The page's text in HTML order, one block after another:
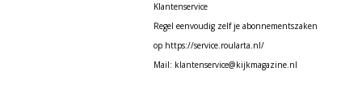
Klantenservice
Regel eenvoudig zelf je abonnementszaken
op https://service.roularta.nl/
Mail: klantenservice@kijkmagazine.nl